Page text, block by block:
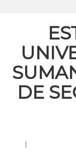
navegación
DE
|